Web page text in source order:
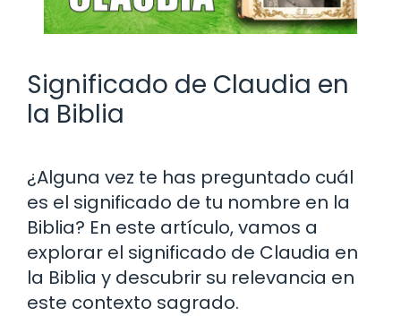
Significado de Claudia en
la Biblia
¿Alguna vez te has preguntado cuál
es el significado de tu nombre en la
Biblia? En este artículo, vamos a
explorar el significado de Claudia en
la Biblia y descubrir su relevancia en
este contexto sagrado.